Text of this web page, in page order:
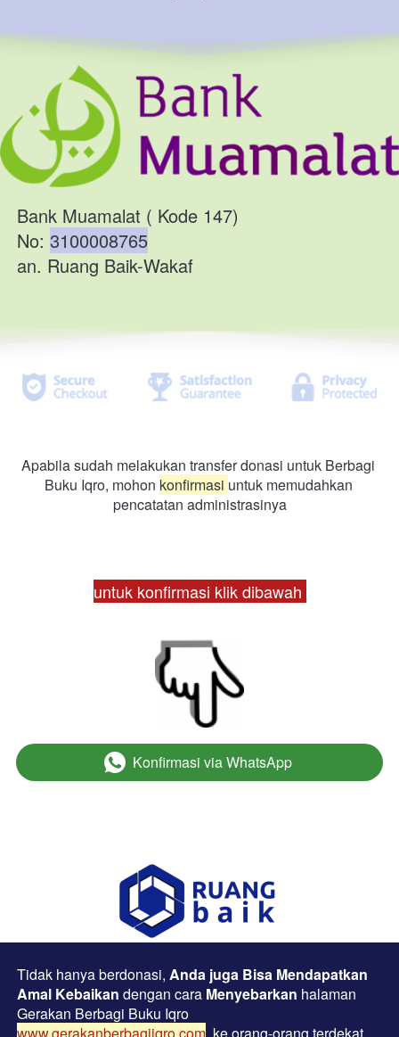
Bank Muamalat ( Kode 147)
No: 3100008765
an. Ruang Baik-Wakaf
Apabila sudah melakukan transfer donasi untuk Berbagi
Buku Iqro, mohon konfirmasi untuk memudahkan
pencatatan administrasinya
untuk konfirmasi klik dibawah
` Konfirmasi via WhatsApp
Tidak hanya berdonasi, Anda juga Bisa Mendapatkan
Amal Kebaikan dengan cara Menyebarkan halaman
www.gerakanberbagiiqro.com ke orang-orang terdekat